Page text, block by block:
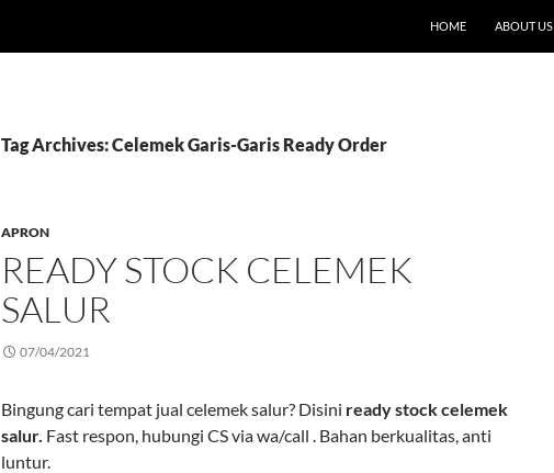
HOME
ABOUT US
Tag Archives: Celemek Garis-Garis Ready Order
APRON
READY STOCK CELEMEK
SALUR
07/04/2021
Bingung cari tempat jual celemek salur? Disini ready stock celemek
salur. Fast respon, hubungi CS via wa/call . Bahan berkualitas, anti
luntur.